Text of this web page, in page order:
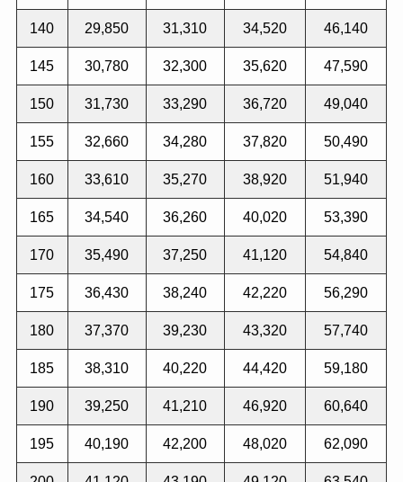
140 29,850 31,310 34,520 46,140
145 30,780 32,300 35,620 47,590
150 31,730 33,290 36,720 49,040
155 32,660 34,280 37,820 50,490
160 33,610 35,270 38,920 51,940
165 34,540 36,260 40,020 53,390
170 35,490 37,250 41,120 54,840
175 36,430 38,240 42,220 56,290
180 37,370 39,230 43,320 57,740
185 38,310 40,220 44,420 59,180
190 39,250 41,210 46,920 60,640
195 40,190 42,200 48,020 62,090